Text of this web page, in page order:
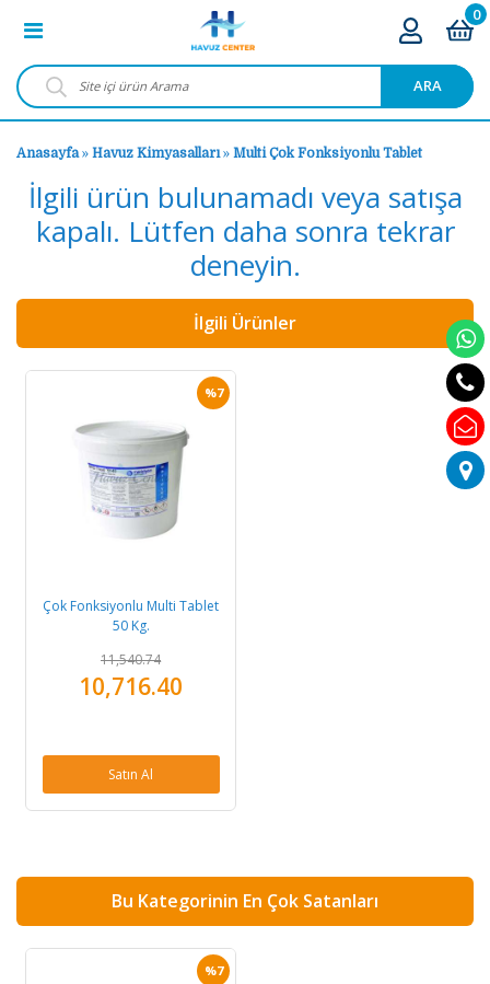
ARA
0
Anasayfa» Havuz Kimyasalları» Multi Çok Fonksiyonlu Tablet
İlgili ürün bulunamadı veya satışa
kapalı. Lütfen daha sonra tekrar
deneyin.
İlgili Ürünler
%7
Çok Fonksiyonlu Multi Tablet
50 Kg.
11,540.74
10,716.40
Satın Al
Bu Kategorinin En Çok Satanları
%7